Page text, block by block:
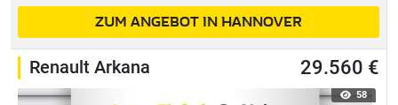
ZUM ANGEBOT IN HANNOVER
Renault Arkana 29.560 €
58